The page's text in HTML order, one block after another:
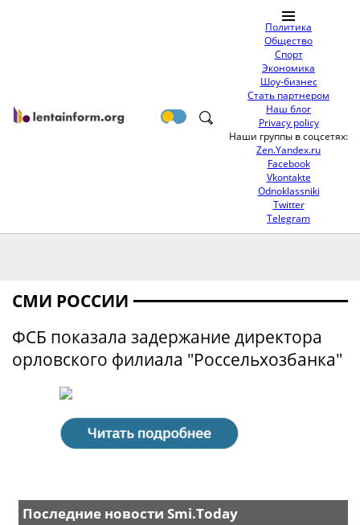
Политика
Общество
Спорт
Экономика
Шоу-бизнес
Стать партнером
Наш блог
Privacy policy
Наши группы в соцсетях:
Zen.Yandex.ru
Facebook
Vkontakte
Odnoklassniki
Twitter
Telegram
СМИ РОССИИ
ФСБ показала задержание директора
орловского филиала "Россельхозбанка"